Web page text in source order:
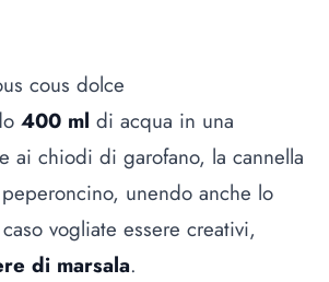
cous dolce
400 ml di acqua in una
ai chiodi di garofano, la cannella
unendo anche lo
vogliate essere creativi,
di marsala.